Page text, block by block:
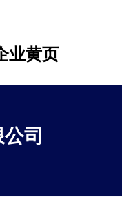
业黄页
司